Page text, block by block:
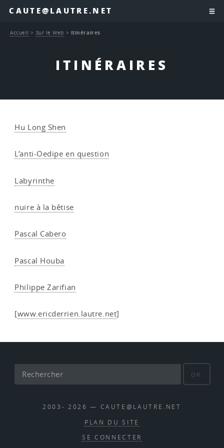
CAUTE@LAUTRE.NET
ITINÉRAIRES
Accueil > Sur le Web > Itinéraires
Hu Long Shen
L’anti-Oedipe en question
Labyrinthe
nuire à la bêtise
Pascal Cabero
Pascal Houba
Philippe Zarifian
[www.ericderrien.lautre.net]
OK
2003- 2026 — CAUTE@LAUTRE.NET
PLAN DU SITE
SE CONNECTER